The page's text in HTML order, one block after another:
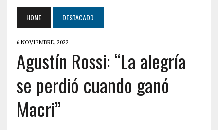
HOME DESTACADO
6 NOVIEMBRE, 2022
Agustín Rossi: “La alegría
se perdió cuando ganó
Macri”